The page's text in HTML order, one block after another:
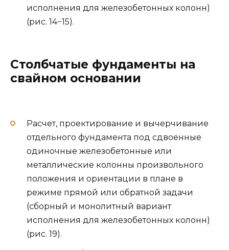
исполнения для железобетонных колонн)
(рис. 14−15).
Столбчатые фундаменты на
свайном основании
Расчет, проектирование и вычерчивание
отдельного фундамента под сдвоенные
одиночные железобетонные или
металлические колонны произвольного
положения и ориентации в плане в
режиме прямой или обратной задачи
(сборный и монолитный вариант
исполнения для железобетонных колонн)
(рис. 19).